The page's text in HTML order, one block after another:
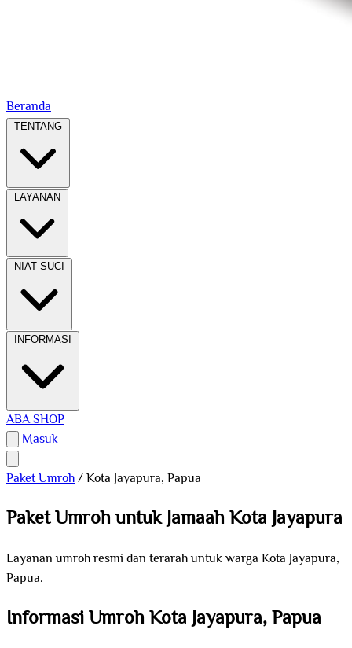
Beranda
TENTANG
LAYANAN
NIAT SUCI
INFORMASI
ABA SHOP
Masuk
Paket Umroh/Kota Jayapura, Papua
Paket Umroh untuk Jamaah Kota Jayapura
Layanan umroh resmi dan terarah untuk warga Kota Jayapura,
Papua.
Informasi Umroh Kota Jayapura, Papua